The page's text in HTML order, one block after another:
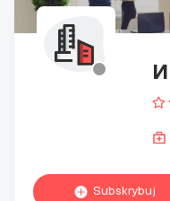
Subskrybuj